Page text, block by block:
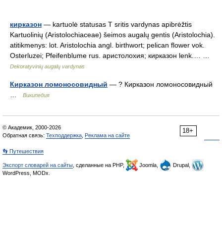
кирказон — kartuolė statusas T sritis vardynas apibrėžtis
Kartuolinių (Aristolochiaceae) šeimos augalų gentis (Aristolochia).
atitikmenys: lot. Aristolochia angl. birthwort; pelican flower vok.
Osterluzei; Pfeifenblume rus. аристолохия; кирказон lenk.… …
Dekoratyvinių augalų vardynas
Кирказон ломоносовидный — ? Кирказон ломоносовидный
Википедия
18+
© Академик, 2000-2026
Обратная связь: Техподдержка Реклама на сайте
👣 Путешествия
Экспорт словарей на сайты , сделанные на PHP, Joomla,
Drupal,
WordPress, MODx.